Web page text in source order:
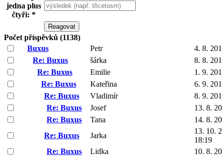
jedna plus
čtyři: *
Počet příspěvků (1138)
Buxus
Petr
4. 8.
Re: Buxus
šárka
8. 8.
Re: Buxus
Emilie
1. 9.
Re: Buxus
Kateřina
6. 9.
Re: Buxus
Vladimír
8. 9.
Re: Buxus
Josef
13. 8.
Re: Buxus
Tana
14. 8.
Re: Buxus
Jarka
13. 10.
18:19
Re: Buxus
Lidka
10. 8.